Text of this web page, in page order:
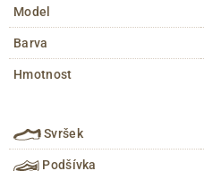
Model
Barva
Hmotnost
Svršek
Podšívka